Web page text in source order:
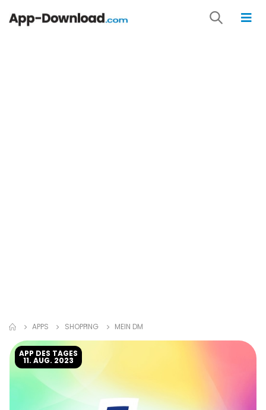
APPS SHOPPING MEIN DM
APP DES TAGES
11. AUG. 2023